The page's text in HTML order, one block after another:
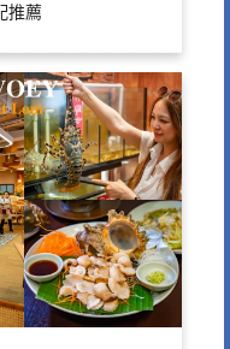
推薦